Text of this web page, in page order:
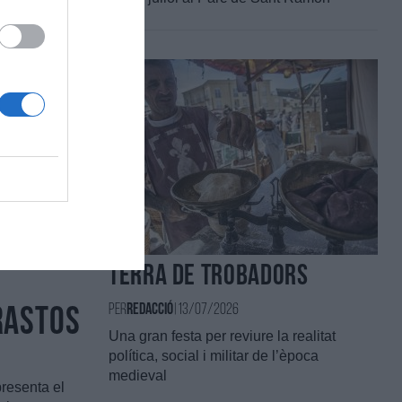
al
el
terra de trobadors
Perredacció 13/07/2026
Una gran festa per reviure la realitat
política, social i militar de l’època
medieval